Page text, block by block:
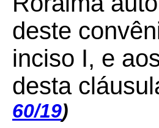
deste
inciso I, e
desta
60/19)